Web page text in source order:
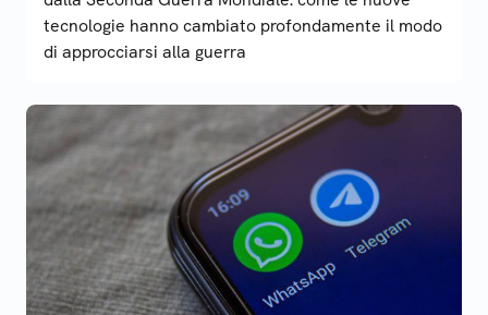
tecnologie hanno cambiato profondamente il modo
di approcciarsi alla guerra